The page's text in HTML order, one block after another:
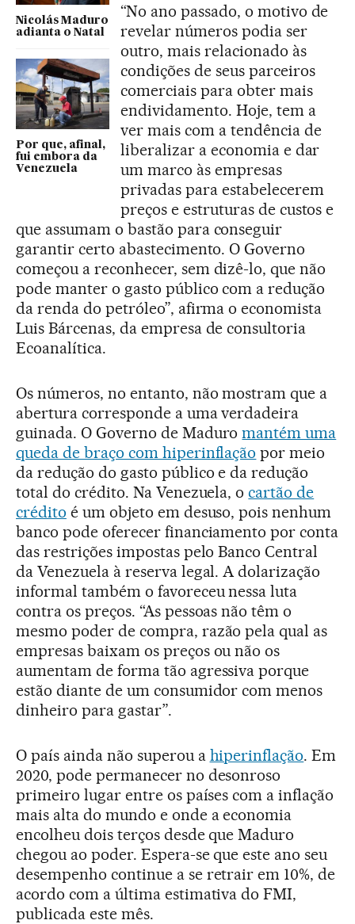
Nicolás Maduro
adianta o Natal
Por que, afinal,
fui embora da
Venezuela
“No ano passado, o motivo de
revelar números podia ser
outro, mais relacionado às
condições de seus parceiros
comerciais para obter mais
endividamento. Hoje, tem a
ver mais com a tendência de
liberalizar a economia e dar
um marco às empresas
privadas para estabelecerem
preços e estruturas de custos e
que assumam o bastão para conseguir
garantir certo abastecimento. O Governo
começou a reconhecer, sem dizê-lo, que não
pode manter o gasto público com a redução
da renda do petróleo”, afirma o economista
Luis Bárcenas, da empresa de consultoria
Ecoanalítica.
Os números, no entanto, não mostram que a
abertura corresponde a uma verdadeira
guinada. O Governo de Maduromantém uma
queda de braço com hiperinflação por meio
da redução do gasto público e da redução
total do crédito. Na Venezuela, ocartão de
crédito é um objeto em desuso, pois nenhum
banco pode oferecer financiamento por conta
das restrições impostas pelo Banco Central
da Venezuela à reserva legal. A dolarização
informal também o favoreceu nessa luta
contra os preços. “As pessoas não têm o
mesmo poder de compra, razão pela qual as
empresas baixam os preços ou não os
aumentam de forma tão agressiva porque
estão diante de um consumidor com menos
dinheiro para gastar”.
O país ainda não superou a hiperinflação. Em
2020, pode permanecer no desonroso
primeiro lugar entre os países com a inflação
mais alta do mundo e onde a economia
encolheu dois terços desde que Maduro
chegou ao poder. Espera-se que este ano seu
desempenho continue a se retrair em 10%, de
acordo com a última estimativa do FMI,
publicada este mês.